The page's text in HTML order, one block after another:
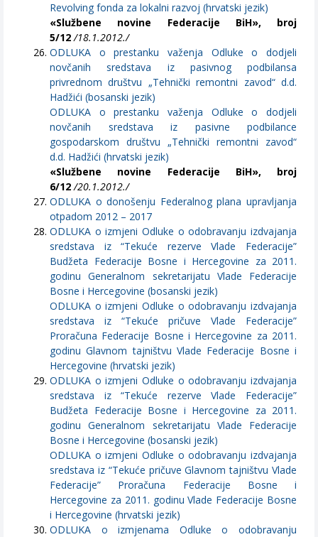
Revolving fonda za lokalni razvoj (hrvatski jezik)
«Službene novine Federacije BiH», broj
5/12/18.1.2012./
ODLUKA o prestanku važenja Odluke o dodjeli
novčanih sredstava iz pasivnog podbilansa
privrednom društvu „Tehnički remontni zavod“ d.d.
Hadžići (bosanski jezik)
ODLUKA o prestanku važenja Odluke o dodjeli
novčanih sredstava iz pasivne podbilance
gospodarskom društvu „Tehnički remontni zavod“
d.d. Hadžići (hrvatski jezik)
«Službene novine Federacije BiH», broj
6/12/20.1.2012./
ODLUKA o donošenju Federalnog plana upravljanja
otpadom 2012 – 2017
ODLUKA o izmjeni Odluke o odobravanju izdvajanja
sredstava iz “Tekuće rezerve Vlade Federacije”
Budžeta Federacije Bosne i Hercegovine za 2011.
godinu Generalnom sekretarijatu Vlade Federacije
Bosne i Hercegovine (bosanski jezik)
ODLUKA o izmjeni Odluke o odobravanju izdvajanja
sredstava iz “Tekuće pričuve Vlade Federacije”
Proračuna Federacije Bosne i Hercegovine za 2011.
godinu Glavnom tajništvu Vlade Federacije Bosne i
Hercegovine (hrvatski jezik)
ODLUKA o izmjeni Odluke o odobravanju izdvajanja
sredstava iz “Tekuće rezerve Vlade Federacije”
Budžeta Federacije Bosne i Hercegovine za 2011.
godinu Generalnom sekretarijatu Vlade Federacije
Bosne i Hercegovine (bosanski jezik)
ODLUKA o izmjeni Odluke o odobravanju izdvajanja
sredstava iz “Tekuće pričuve Glavnom tajništvu Vlade
Federacije” Proračuna Federacije Bosne i
Hercegovine za 2011. godinu Vlade Federacije Bosne
i Hercegovine (hrvatski jezik)
ODLUKA o izmjenama Odluke o odobravanju